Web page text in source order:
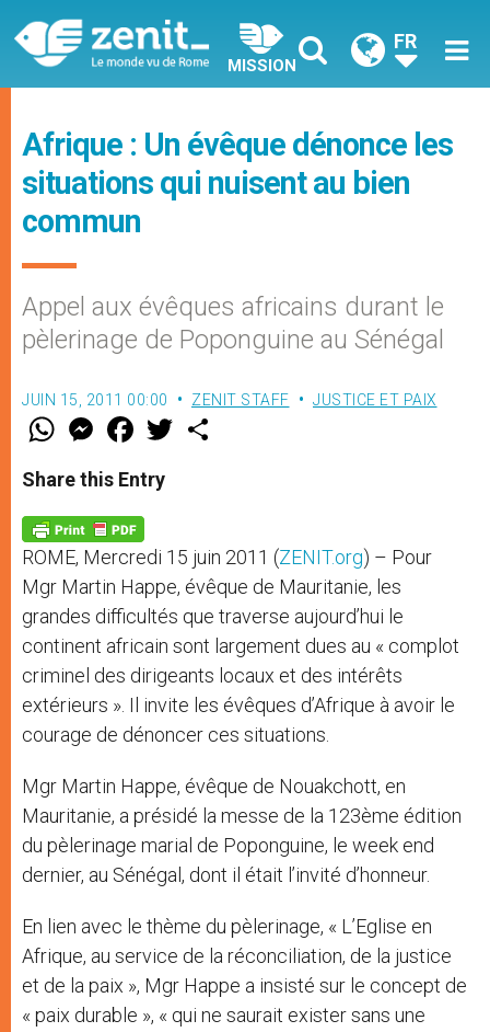
MISSION
FR
Afrique : Un évêque dénonce les
situations qui nuisent au bien
commun
Appel aux évêques africains durant le
pèlerinage de Poponguine au Sénégal
JUIN 15, 2011 00:00 ZENIT STAFF JUSTICE ET PAIX
W
t
s
p
p
M
e
s
e
g
e
r
F
a
e
b
o
k
w
Share this Entry
ROME, Mercredi 15 juin 2011 (ZENIT.org) – Pour
Mgr Martin Happe, évêque de Mauritanie, les
grandes difficultés que traverse aujourd’hui le
continent africain sont largement dues au « complot
criminel des dirigeants locaux et des intérêts
extérieurs ». Il invite les évêques d’Afrique à avoir le
courage de dénoncer ces situations.
Mgr Martin Happe, évêque de Nouakchott, en
Mauritanie, a présidé la messe de la 123ème édition
du pèlerinage marial de Poponguine, le week end
dernier, au Sénégal, dont il était l’invité d’honneur.
En lien avec le thème du pèlerinage, « L’Eglise en
Afrique, au service de la réconciliation, de la justice
et de la paix », Mgr Happe a insisté sur le concept de
« paix durable », « qui ne saurait exister sans une